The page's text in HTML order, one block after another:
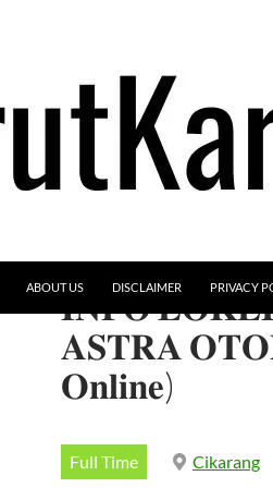
ABOUT US DISCLAIMER PRIVACY
𝐈𝐍𝐅𝐎
𝐀𝐒𝐓𝐑𝐀
𝐎𝐧𝐥𝐢𝐧𝐞)
Full Time Cikarang